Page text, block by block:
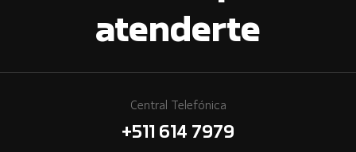
atenderte
Central Telefónica
+511 614 7979